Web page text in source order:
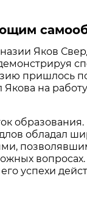
Яков
пришлось
на
обладал
успехи